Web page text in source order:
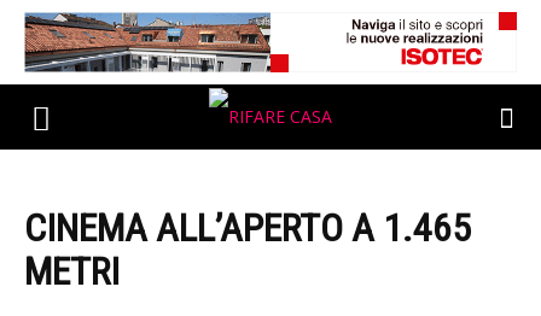
CINEMA ALL’APERTO A 1.465
METRI